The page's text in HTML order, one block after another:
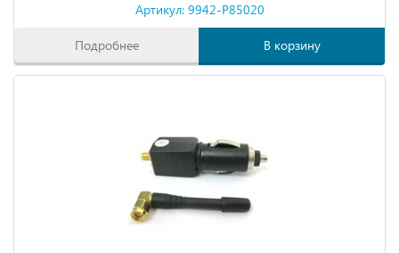
Артикул: 9942-P85020
Подробнее В корзину